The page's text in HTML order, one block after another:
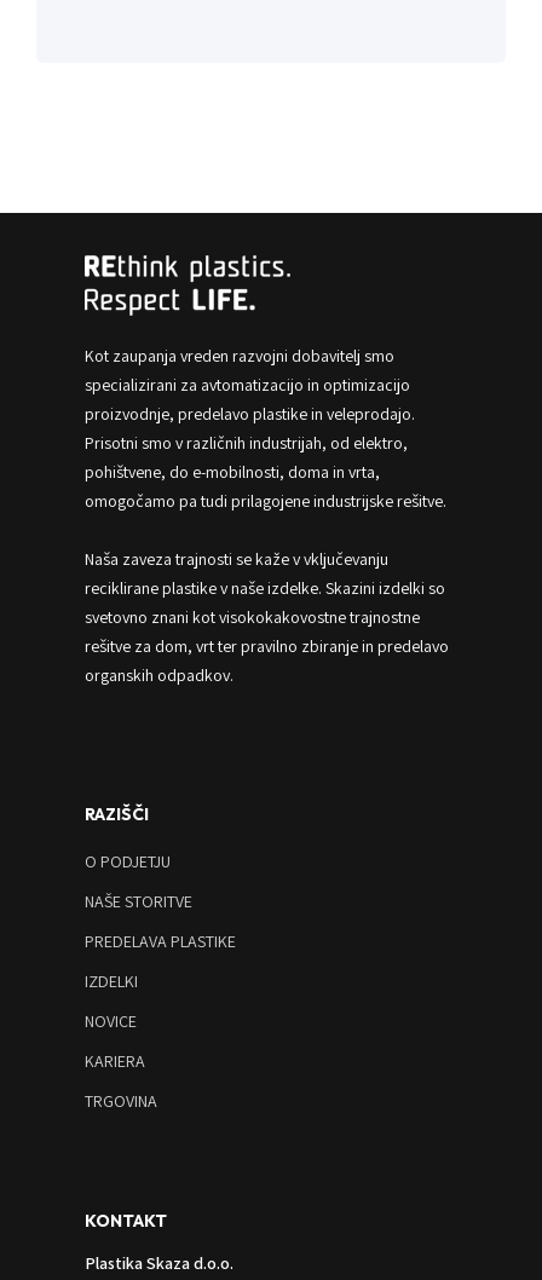
Kot zaupanja vreden razvojni dobavitelj smo
specializirani za avtomatizacijo in optimizacijo
proizvodnje, predelavo plastike in veleprodajo.
Prisotni smo v različnih industrijah, od elektro,
pohištvene, do e-mobilnosti, doma in vrta,
omogočamo pa tudi prilagojene industrijske rešitve.
Naša zaveza trajnosti se kaže v vključevanju
reciklirane plastike v naše izdelke. Skazini izdelki so
svetovno znani kot visokokakovostne trajnostne
rešitve za dom, vrt ter pravilno zbiranje in predelavo
organskih odpadkov.
RAZIŠČI
O PODJETJU
NAŠE STORITVE
PREDELAVA PLASTIKE
IZDELKI
NOVICE
KARIERA
TRGOVINA
KONTAKT
Plastika Skaza d.o.o.